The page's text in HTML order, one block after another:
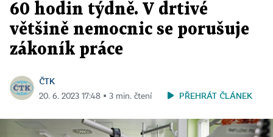
60 hodin týdně. V drtivé
většině nemocnic se porušuje
zákoník práce
ČTK
20. 6. 2023 17:48 ▪ 3 min. čtení PŘEHRÁT ČLÁNEK